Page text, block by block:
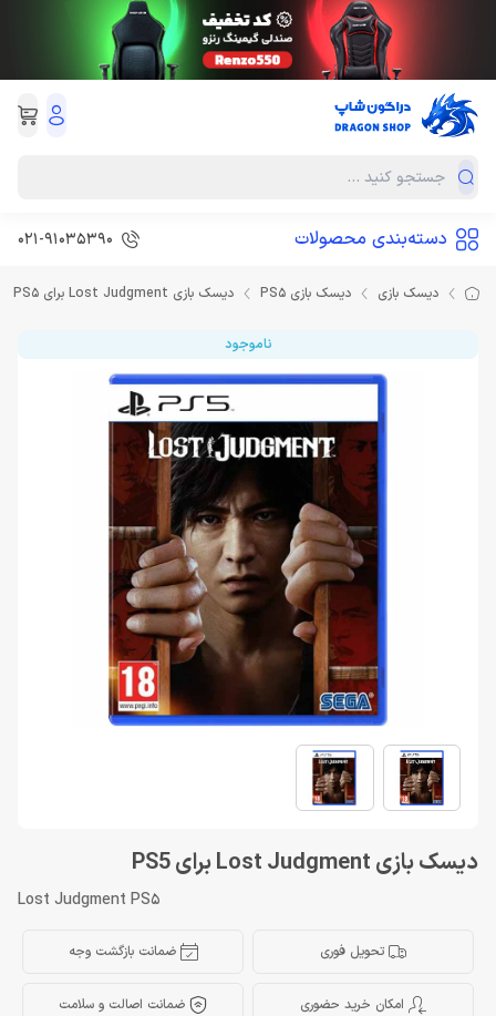
دسته‌بندی محصولات 021-91035390
دیسک بازی دیسک بازی PS5 دیسک بازی Lost Judgment برای PS5
ناموجود
دیسک بازی Lost Judgment برای PS5
Lost Judgment PS5
تحویل فوری ضمانت بازگشت وجه
امکان خرید حضوری ضمانت اصالت و سلامت